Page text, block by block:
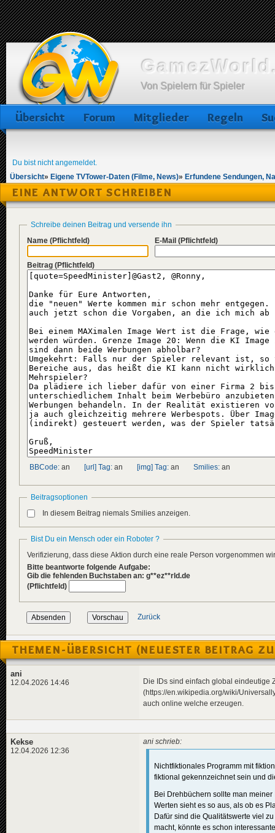
Von Spielern für Spieler
Übersicht Forum Mitglieder Regeln
Du bist nicht angemeldet.
Übersicht» Eigene TVTower-Daten (Filme, News)» Erfundene Sendungen,
EINE ANTWORT SCHREIBEN
Schreibe deinen Beitrag und versende ihn
Name (Pflichtfeld) E-Mail (Pflichtfeld)
Beitrag (Pflichtfeld)
BBCode: an [url] Tag: an [img] Tag: an Smilies: an
Beitragsoptionen
In diesem Beitrag niemals Smilies anzeigen.
Bist Du ein Mensch oder ein Roboter ?
Verifizierung, dass diese Aktion durch eine reale Person vorgenommen
Bitte beantworte folgende Aufgabe:
Gib die fehlenden Buchstaben an: g**ez**rld.de
(Pflichtfeld)
Zurück
THEMEN-ÜBERSICHT (NEUESTER BEITRAG
ani
12.04.2026 14:46
Die IDs sind einfach global eindeutige
(https://en.wikipedia.org/wiki/
auch online welche erzeugen.
Kekse
12.04.2026 12:36
ani schrieb:
Nichtfiktionales Programm mit
fiktional gekennzeichnet sein und
Bei Drehbüchern sollte man
Werten sieht es so aus, als ob es
Dafür sind die Qualitätswerte viel
macht, könnte es schon